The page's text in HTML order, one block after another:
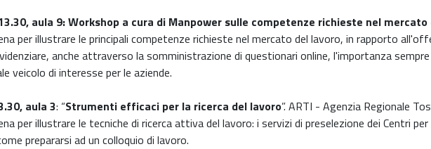
aula 9:Workshop a cura di Manpower sulle competenze richieste nel mercato
per illustrare le principali competenze richieste nel mercato del lavoro, in rapporto
anche attraverso la somministrazione di questionari online, l'importanza
veicolo di interesse per le aziende.
aula 3: “Strumenti efficaci per la ricerca del lavoro”. ARTI - Agenzia Regionale
per illustrare le tecniche di ricerca attiva del lavoro: i servizi di preselezione dei Centri
prepararsi ad un colloquio di lavoro.